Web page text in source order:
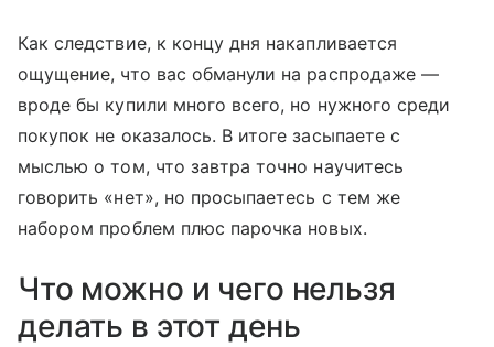
Как следствие, к концу дня накапливается
ощущение, что вас обманули на распродаже —
вроде бы купили много всего, но нужного среди
покупок не оказалось. В итоге засыпаете с
мыслью о том, что завтра точно научитесь
говорить «нет», но просыпаетесь с тем же
набором проблем плюс парочка новых.
Что можно и чего нельзя
делать в этот день